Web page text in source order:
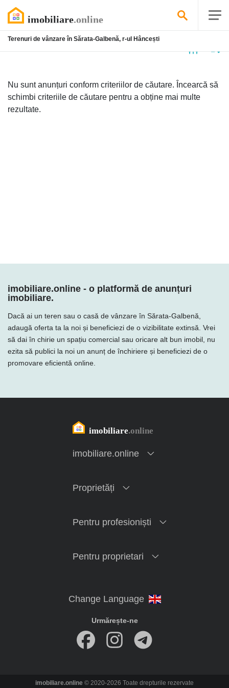
Terenuri de vânzare în Sărata-Galbenă, r-ul Hâncești
Nu sunt anunțuri conform criteriilor de căutare. Încearcă să
schimbi criteriile de căutare pentru a obține mai multe
rezultate.
imobiliare.online - o platformă de anunțuri
imobiliare.
Dacă ai un teren sau o casă de vânzare în Sărata-Galbenă,
adaugă oferta ta la noi și beneficiezi de o vizibilitate extinsă. Vrei
să dai în chirie un spațiu comercial sau oricare alt bun imobil, nu
ezita să publici la noi un anunț de închiriere și beneficiezi de o
promovare eficientă online.
imobiliare.online
Proprietăți
Pentru profesioniști
Pentru proprietari
Urmărește-ne
imobiliare.online © 2020-2026 Toate drepturile rezervate